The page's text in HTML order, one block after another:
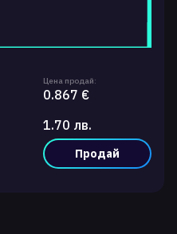
Цена продай:
0.867 €
1.70 лв.
Продай